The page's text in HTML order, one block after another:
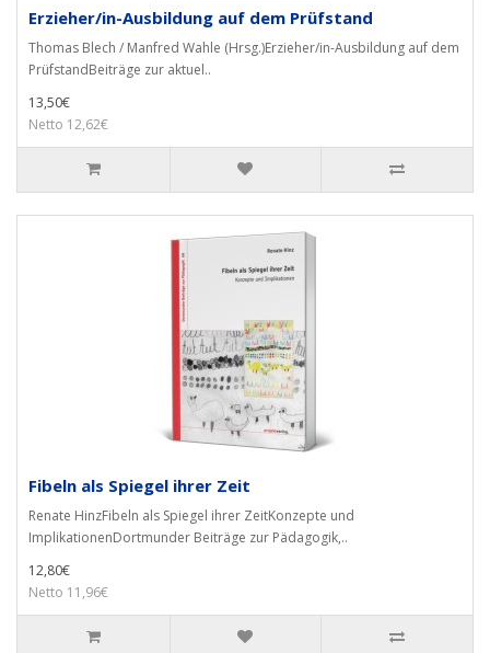
Erzieher/in-Ausbildung auf dem Prüfstand
Thomas Blech / Manfred Wahle (Hrsg.)Erzieher/in-Ausbildung auf dem
PrüfstandBeiträge zur aktuel..
13,50€
Netto 12,62€
Fibeln als Spiegel ihrer Zeit
Renate HinzFibeln als Spiegel ihrer ZeitKonzepte und
ImplikationenDortmunder Beiträge zur Pädagogik,..
12,80€
Netto 11,96€